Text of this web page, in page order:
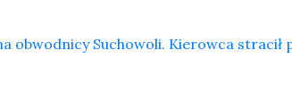
obwodnicy Suchowoli. Kierowca stracił